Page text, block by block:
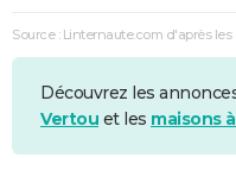
Source : Linternaute.com d'après
Découvrez les
Vertou et les maisons